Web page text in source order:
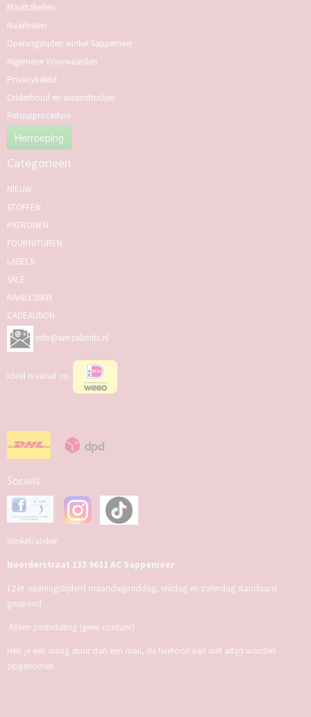
Maattabellen
Naailessen
Openingstijden winkel Sappemeer
Algemene Voorwaarden
Privacybeleid
Onderhoud en wasinstructies
Retourprocedure
Herroeping
Categorieën
NIEUW
STOFFEN
PATRONEN
FOURNITUREN
LABELS
SALE
NAAILESSEN
CADEAUBON
info@senzalimits.nl
Ideal is vanaf nu
Socials:
Winkel/atelier:
Noorderstraat 133 9611 AC Sappemeer
(zie openingstijden) maandagmiddag, vrijdag en zaterdag standaard
geopend
Alleen pinbetaling (geen contant)
Heb je een vraag stuur dan een mail, de telefoon kan niet altijd worden
opgenomen